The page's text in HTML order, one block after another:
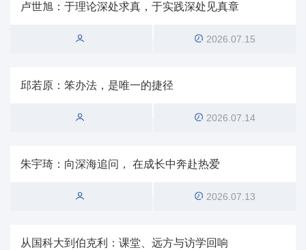
卢世旭：于理论深处求真，于实践深处见真章
2026.07.15
邱若原：笨办法，是唯一的捷径
2026.07.14
朱宇琦：向深海追问， 在成长中奔赴热爱
2026.07.13
从国科大到伯克利：课堂、远方与访学回响